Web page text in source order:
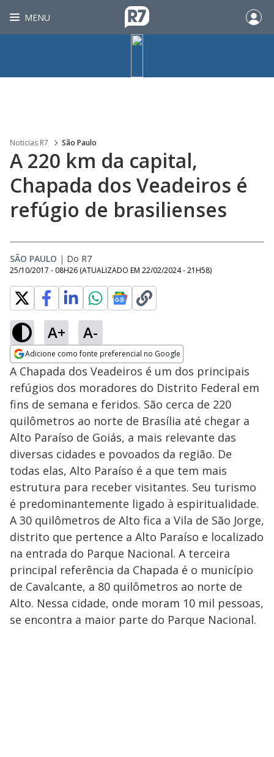
MENU
Noticias R7 São Paulo
A 220 km da capital,
Chapada dos Veadeiros é
refúgio de brasilienses
SÃO PAULO | Do R7
25/10/2017 - 08H26 (ATUALIZADO EM 22/02/2024 - 21H58)
A+ A-
Adicione como fonte preferencial no Google
Opens in new window
A Chapada dos Veadeiros é um dos principais
refúgios dos moradores do Distrito Federal em
fins de semana e feridos. São cerca de 220
quilômetros ao norte de Brasília até chegar a
Alto Paraíso de Goiás, a mais relevante das
diversas cidades e povoados da região. De
todas elas, Alto Paraíso é a que tem mais
estrutura para receber visitantes. Seu turismo
é predominantemente ligado à espiritualidade.
A 30 quilômetros de Alto fica a Vila de São Jorge,
distrito que pertence a Alto Paraíso e localizado
na entrada do Parque Nacional. A terceira
principal referência da Chapada é o município
de Cavalcante, a 80 quilômetros ao norte de
Alto. Nessa cidade, onde moram 10 mil pessoas,
se encontra a maior parte do Parque Nacional.